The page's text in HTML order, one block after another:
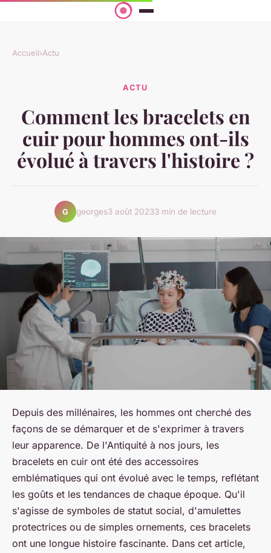
Accueil›Actu
ACTU
Comment les bracelets en
cuir pour hommes ont-ils
évolué à travers l'histoire ?
G georges3 août 20233 min de lecture
Depuis des millénaires, les hommes ont cherché des
façons de se démarquer et de s'exprimer à travers
leur apparence. De l'Antiquité à nos jours, les
bracelets en cuir ont été des accessoires
emblématiques qui ont évolué avec le temps, reflétant
les goûts et les tendances de chaque époque. Qu'il
s'agisse de symboles de statut social, d'amulettes
protectrices ou de simples ornements, ces bracelets
ont une longue histoire fascinante. Dans cet article,